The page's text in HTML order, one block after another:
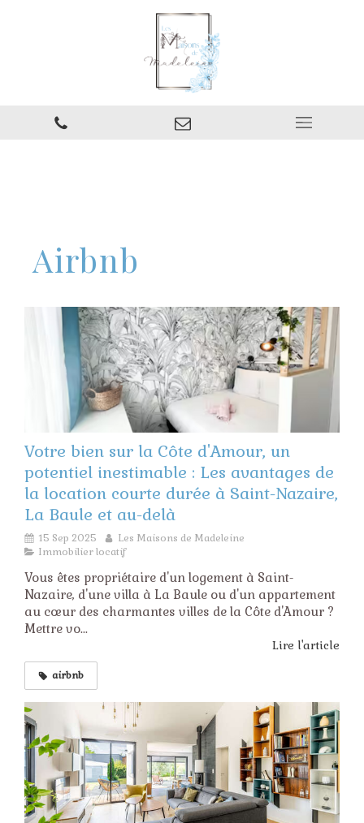
Airbnb
Votre bien sur la Côte d'Amour, un
potentiel inestimable : Les avantages de
la location courte durée à Saint-Nazaire,
La Baule et au-delà
15 Sep 2025
Les Maisons de Madeleine
Immobilier locatif
Vous êtes propriétaire d'un logement à Saint-
Nazaire, d'une villa à La Baule ou d'un appartement
au cœur des charmantes villes de la Côte d'Amour ?
Mettre vo...
Lire l'article
airbnb